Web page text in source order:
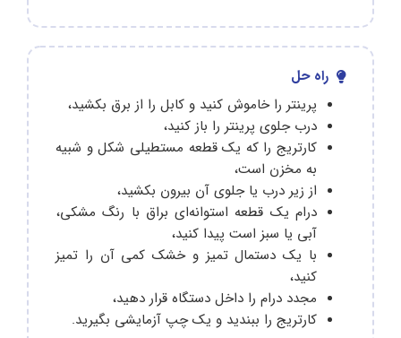
راه حل
پرینتر را خاموش کنید و کابل را از برق بکشید،
درب جلوی پرینتر را باز کنید،
کارتریج را که یک قطعه مستطیلی شکل و شبیه
به مخزن است،
از زیر درب یا جلوی آن بیرون بکشید،
درام یک قطعه استوانه‌ای براق با رنگ مشکی،
آبی یا سبز است پیدا کنید،
با یک دستمال تمیز و خشک کمی آن را تمیز
کنید،
مجدد درام را داخل دستگاه قرار دهید،
کارتریج را ببندید و یک چپ آزمایشی بگیرید‌.